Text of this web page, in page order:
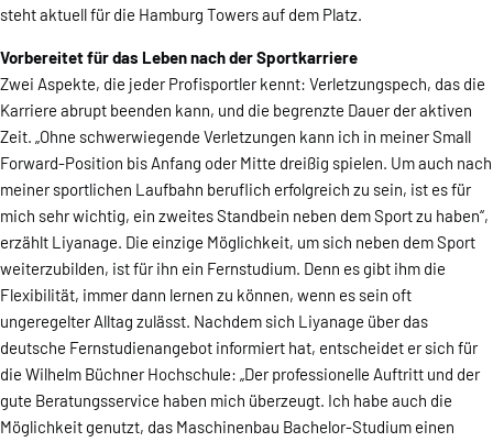
steht aktuell für die Hamburg Towers auf dem Platz.
Vorbereitet für das Leben nach der Sportkarriere
Zwei Aspekte, die jeder Profisportler kennt: Verletzungspech, das die
Karriere abrupt beenden kann, und die begrenzte Dauer der aktiven
Zeit. „Ohne schwerwiegende Verletzungen kann ich in meiner Small
Forward-Position bis Anfang oder Mitte dreißig spielen. Um auch nach
meiner sportlichen Laufbahn beruflich erfolgreich zu sein, ist es für
mich sehr wichtig, ein zweites Standbein neben dem Sport zu haben“,
erzählt Liyanage. Die einzige Möglichkeit, um sich neben dem Sport
weiterzubilden, ist für ihn ein Fernstudium. Denn es gibt ihm die
Flexibilität, immer dann lernen zu können, wenn es sein oft
ungeregelter Alltag zulässt. Nachdem sich Liyanage über das
deutsche Fernstudienangebot informiert hat, entscheidet er sich für
die Wilhelm Büchner Hochschule: „Der professionelle Auftritt und der
gute Beratungsservice haben mich überzeugt. Ich habe auch die
Möglichkeit genutzt, das Maschinenbau Bachelor-Studium einen